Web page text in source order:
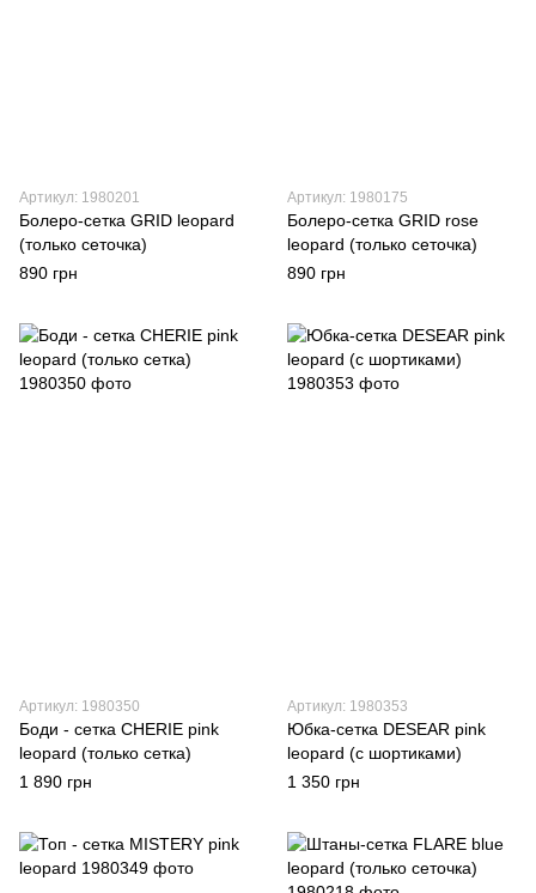
Артикул: 1980201
Болеро-сетка GRID leopard
(только сеточка)
890 грн
Артикул: 1980175
Болеро-сетка GRID rose
leopard (только сеточка)
890 грн
Артикул: 1980350
Боди - сетка CHERIE pink
leopard (только сетка)
1 890 грн
Артикул: 1980353
Юбка-сетка DESEAR pink
leopard (с шортиками)
1 350 грн